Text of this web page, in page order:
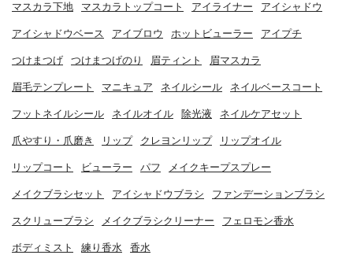
マスカラ下地 マスカラトップコート アイライナー アイシャドウ
アイシャドウベース アイブロウ ホットビューラー アイプチ
つけまつげ つけまつげのり 眉ティント 眉マスカラ
眉毛テンプレート マニキュア ネイルシール ネイルベースコート
フットネイルシール ネイルオイル 除光液 ネイルケアセット
爪やすり・爪磨き リップ クレヨンリップ リップオイル
リップコート ビューラー パフ メイクキープスプレー
メイクブラシセット アイシャドウブラシ ファンデーションブラシ
スクリューブラシ メイクブラシクリーナー フェロモン香水
ボディミスト 練り香水 香水